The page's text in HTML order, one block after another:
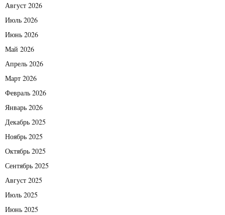
Август 2026
Июль 2026
Июнь 2026
Май 2026
Апрель 2026
Март 2026
Февраль 2026
Январь 2026
Декабрь 2025
Ноябрь 2025
Октябрь 2025
Сентябрь 2025
Август 2025
Июль 2025
Июнь 2025